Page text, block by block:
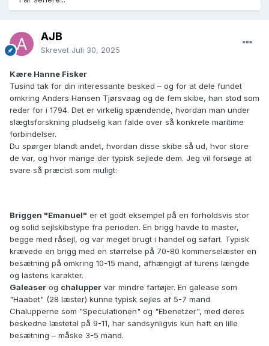
AJB
Skrevet Juli 30, 2025
Kære Hanne Fisker
Tusind tak for din interessante besked – og for at dele fundet
omkring Anders Hansen Tjørsvaag og de fem skibe, han stod som
reder for i 1794. Det er virkelig spændende, hvordan man under
slægtsforskning pludselig kan falde over så konkrete maritime
forbindelser.
Du spørger blandt andet, hvordan disse skibe så ud, hvor store
de var, og hvor mange der typisk sejlede dem. Jeg vil forsøge at
svare så præcist som muligt:
Briggen "Emanuel" er et godt eksempel på en forholdsvis stor
og solid sejlskibstype fra perioden. En brigg havde to master,
begge med råsejl, og var meget brugt i handel og søfart. Typisk
krævede en brigg med en størrelse på 70-80 kommerselæster en
besætning på omkring 10-15 mand, afhængigt af turens længde
og lastens karakter.
Galeaser og chalupper var mindre fartøjer. En galease som
"Haabet" (28 læster) kunne typisk sejles af 5-7 mand.
Chalupperne som "Speculationen" og "Ebenetzer", med deres
beskedne læstetal på 9-11, har sandsynligvis kun haft en lille
besætning – måske 3-5 mand.